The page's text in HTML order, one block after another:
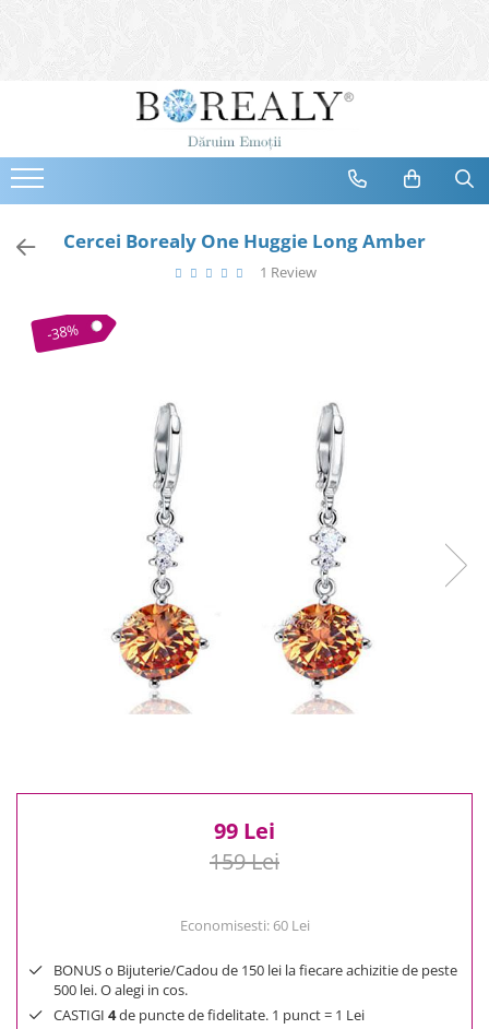
Bijuterii
Cercei
Bratari
Coliere
Tiare
Destinatari
Cele mai vandute
100 Lei - 200 Lei
500 Lei - 1000 Lei
Cercei Borealy One Huggie Long Amber
1 Review
-38%
99 Lei
159 Lei
Economisesti: 60 Lei
BONUS o Bijuterie/Cadou de 150 lei la fiecare achizitie de peste
500 lei. O alegi in cos.
CASTIGI 4de puncte de fidelitate. 1 punct = 1 Lei